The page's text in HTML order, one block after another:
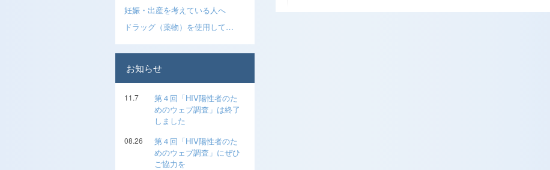
妊娠・出産を考えている人へ
ドラッグ（薬物）を使用して…
お知らせ
11.7
第４回「HIV陽性者のた
めのウェブ調査」は終了
しました
08.26
第４回「HIV陽性者のた
めのウェブ調査」にぜひ
ご協力を